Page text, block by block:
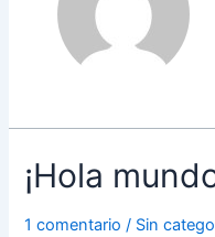
¡Hola
1 comentario / Sin